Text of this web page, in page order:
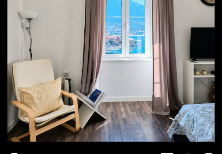
STARI GRAD KOTOR
312.000€
42 m2
DETALJI